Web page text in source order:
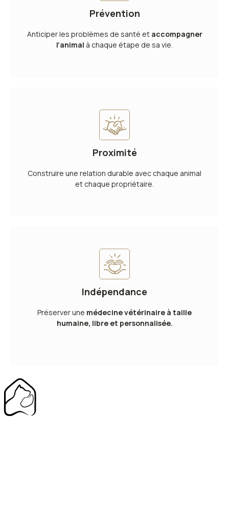
Prévention
Anticiper les problèmes de santé et accompagner
l’animal à chaque étape de sa vie.
Proximité
Construire une relation durable avec chaque animal
et chaque propriétaire.
Indépendance
Préserver une médecine vétérinaire à taille
humaine, libre et personnalisée.